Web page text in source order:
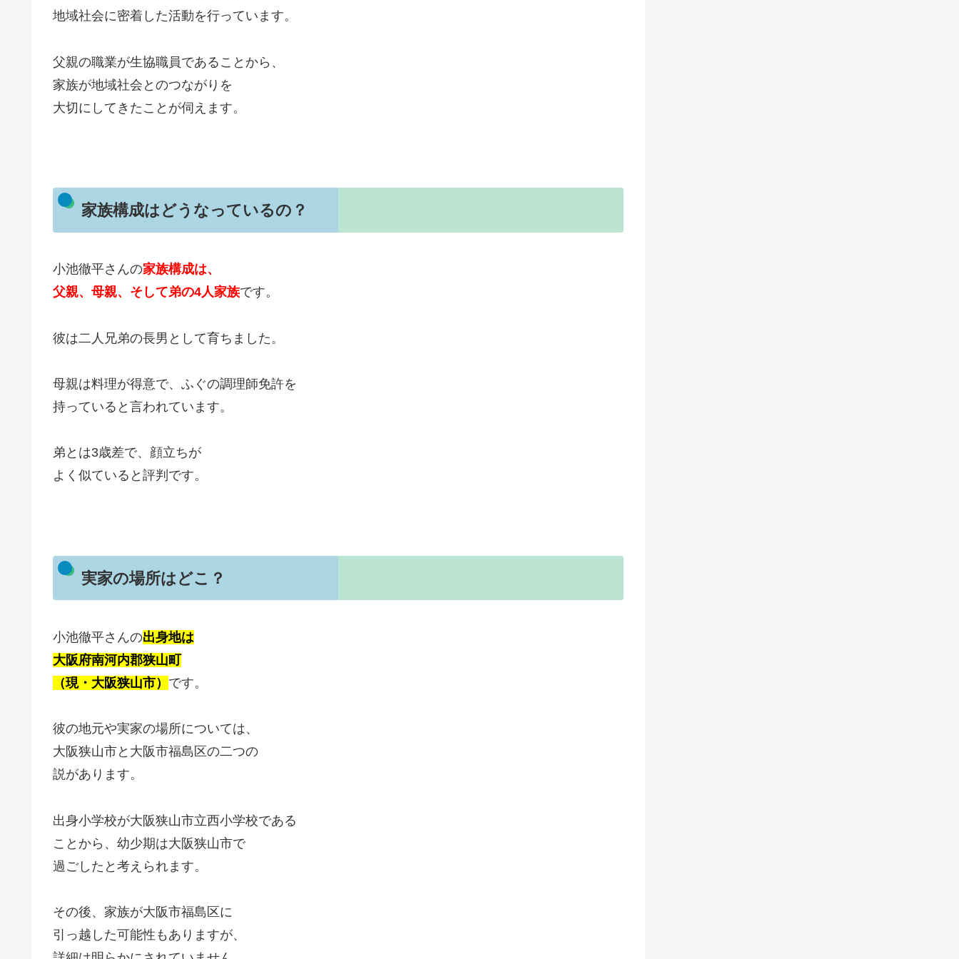
地域社会に密着した活動を行っています。
父親の職業が生協職員であることから、
家族が地域社会とのつながりを
大切にしてきたことが伺えます。
家族構成はどうなっているの？
小池徹平さんの家族構成は、
父親、母親、そして弟の4人家族です。
彼は二人兄弟の長男として育ちました。
母親は料理が得意で、ふぐの調理師免許を
持っていると言われています。
弟とは3歳差で、顔立ちが
よく似ていると評判です。
実家の場所はどこ？
小池徹平さんの出身地は
大阪府南河内郡狭山町
（現・大阪狭山市） です。
彼の地元や実家の場所については、
大阪狭山市と大阪市福島区の二つの
説があります。
出身小学校が大阪狭山市立西小学校である
ことから、幼少期は大阪狭山市で
過ごしたと考えられます。
その後、家族が大阪市福島区に
引っ越した可能性もありますが、